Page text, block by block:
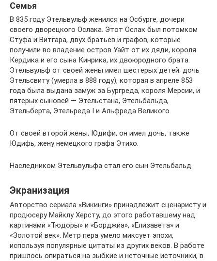
Семья
В 835 году Этельвульф женился на Осбурге, дочери
своего дворецкого Ослака. Этот Ослак был потомком
Стуфа и Витгара, двух братьев и графов, которые
получили во владение остров Уайт от их дяди, короля
Кердика и его сына Кинрика, их двоюродного брата.
Этельвульф от своей жены имел шестерых детей: дочь
Этельсвиту (умерла в 888 году), которая в апреле 853
года была выдана замуж за Бургреда, короля Мерсии, и
пятерых сыновей — Этельстана, Этельбальда,
Этельберта, Этельреда I и Альфреда Великого.
От своей второй жены, Юдифи, он имел дочь, также
Юдифь, жену немецкого графа Этихо.
Наследником Этельвульфа стал его сын Этельбальд.
Экранизация
Авторство сериала «Викинги» принадлежит сценаристу и
продюсеру Майклу Херсту, до этого работавшему над
картинами «Тюдоры» и «Борджиа», «Елизавета» и
«Золотой век». Метр пера умело миксует эпохи,
используя популярные цитаты из других веков. В работе
пришлось опираться на зыбкие и неточные источники, в